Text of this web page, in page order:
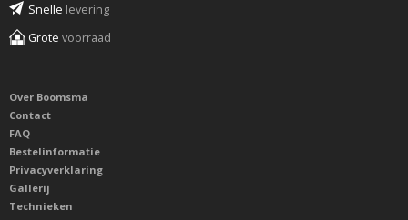
Snelle levering
Grote voorraad
Over Boomsma
Contact
FAQ
Bestelinformatie
Privacyverklaring
Gallerij
Technieken